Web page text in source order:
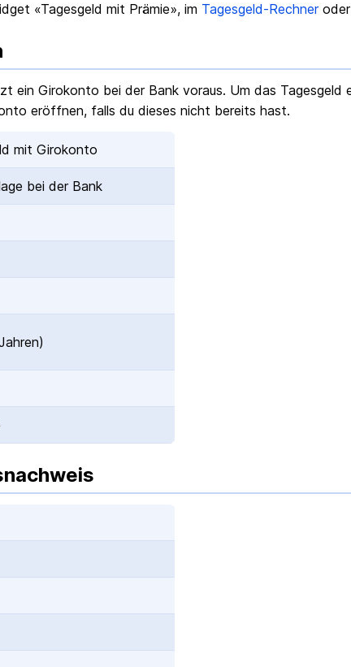
«Tagesgeld mit Prämie», im Tagesgeld-Rechneroder
ein Girokonto bei der Bank voraus. Um das Tagesgeld
eröffnen, falls du dieses nicht bereits hast.
mit Girokonto
bei der Bank